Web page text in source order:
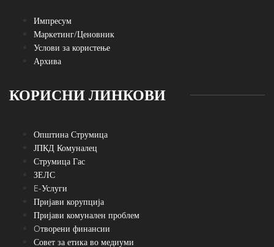
Импресум
Маркетинг/Ценовник
Услови за користење
Архива
КОРИСНИ ЛИНКОВИ
Општина Струмица
ЈПКД Комуналец
Струмица Гас
ЗЕЛС
E-Услуги
Пријави корупција
Пријави комунален проблем
Oтворени финансии
Совет за етика во медиуми